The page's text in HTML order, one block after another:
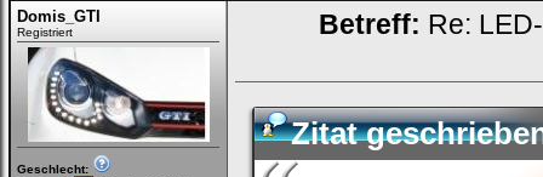
Domis_GTI
Registriert
Geschlecht:
Betreff: Re:
Zitat